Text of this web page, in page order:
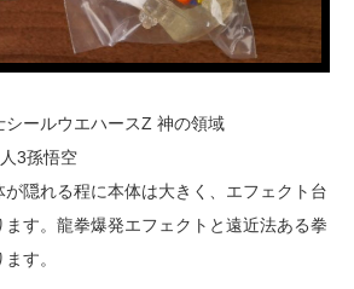
シールウエハースZ 神の領域
3孫悟空
隠れる程に本体は大きく、エフェクト台
す。龍拳爆発エフェクトと遠近法ある拳
す。